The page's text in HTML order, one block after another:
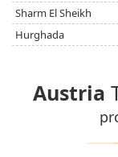
Sharm El Sheikh
Hurghada
Austria